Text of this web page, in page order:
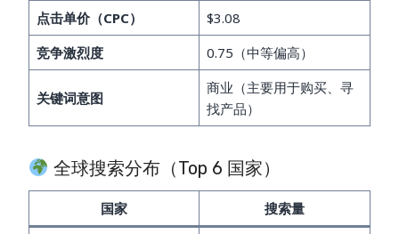
点击单价（CPC）
$3.08
竞争激烈度
0.75（中等偏高）
关键词意图
商业（主要用于购买、寻
找产品）
全球搜索分布（Top 6 国家）
国家 搜索量